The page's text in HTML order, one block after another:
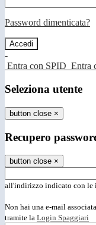
Password dimenticata?
-
Entra con SPID Entra
Seleziona utente
button close ×
Recupero
button close ×
all'indirizzo indicato con le
Non hai una e-mail
tramite la Login Spaggiari